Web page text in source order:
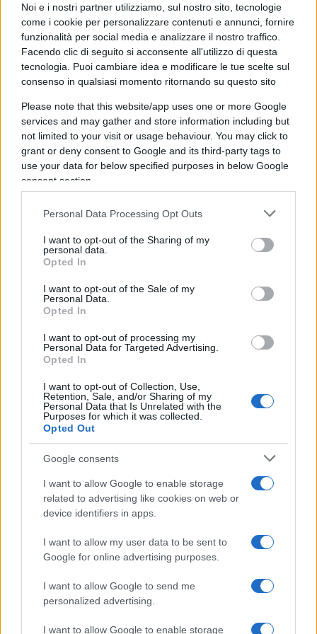
Noi e i nostri partner utilizziamo, sul nostro sito, tecnologie
come i cookie per personalizzare contenuti e annunci, fornire
funzionalità per social media e analizzare il nostro traffico.
Facendo clic di seguito si acconsente all'utilizzo di questa
tecnologia. Puoi cambiare idea e modificare le tue scelte sul
consenso in qualsiasi momento ritornando su questo sito
Please note that this website/app uses one or more Google
services and may gather and store information including but
not limited to your visit or usage behaviour. You may click to
grant or deny consent to Google and its third-party tags to
use your data for below specified purposes in below Google
consent section.
Personal Data Processing Opt Outs
I want to opt-out of the Sharing of my
personal data.
Opted In
I want to opt-out of the Sale of my
Personal Data.
Opted In
I want to opt-out of processing my
Personal Data for Targeted Advertising.
Opted In
I want to opt-out of Collection, Use,
Retention, Sale, and/or Sharing of my
Personal Data that Is Unrelated with the
Purposes for which it was collected.
Opted Out
Google consents
I want to allow Google to enable storage
related to advertising like cookies on web or
device identifiers in apps.
I want to allow my user data to be sent to
Google for online advertising purposes.
I want to allow Google to send me
personalized advertising.
I want to allow Google to enable storage
addentrato nella procedura prevista, ma… niente
da fare! Spot respinto. Perché? Semplice, nel libro
ci sono contenuti politici (loro lo sanno, sanno
tutto, grazie ai famosi algoritmi), il che richiede
vogliono la copia di un tuo documento di identità,
dal momento che sei in grado di “interferire” sulle
elezioni (che ci sono già state, ma non importa), e
dunque vogliono sapere esattamente chi sei, e
inoltre ci vuole undisclaimerin cui ti assumi la
responsabilità e dichiari che lo spot l’hai pagato tu
legali). Ora, personalmente non ho problemi ad
assumermi le mie responsabilità, non sono uno
che agisce nell’anonimato, e quindi ci può stare
che dia il documento, anche se la cosa mi sembra
del “prodotto” in oggetto, ma in qualche modo
uno si sente anche lusingato di potere “interferire”
nelle elezioni…
Ma questo non è niente. Bisogna sentire il resto.
Dunque, come dicevo il libro è in inglese, dunque
targetsono i lettori anglofoni, cioè americani,
canadesi, britannici, australiani, ecc. Ebbene, la
procedura prevede che l’invio del documento e il
disclaimersiano da ripetersi per ogni singolo
stato, il che sarebbe già abbastanza seccante, ma
la mazzata finale è data dal fatto che per abilitare
la pubblicità negli Usa devi indicare anche un
indirizzo postale in loco (e non una semplice